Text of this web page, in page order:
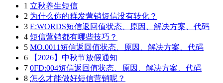
1 立秋养生短信
2 为什么你的群发营销短信没有转化？
3 E:WORDS短信返回值状态、原因、解决方案、代码
4 短信营销都有哪些技巧？
5 MO.0011短信返回值状态、原因、解决方案、代码
6
【2026】中秋节放假通知
7 0FD:004短信返回值状态、原因、解决方案、代码
8 怎么才能做好短信营销呢？